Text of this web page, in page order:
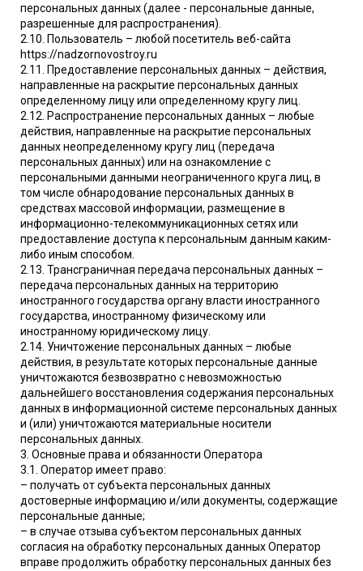
персональных данных (далее - персональные данные,
разрешенные для распространения).
2.10. Пользователь – любой посетитель веб-сайта
https://nadzornovostroy.ru
2.11. Предоставление персональных данных – действия,
направленные на раскрытие персональных данных
определенному лицу или определенному кругу лиц.
2.12. Распространение персональных данных – любые
действия, направленные на раскрытие персональных
данных неопределенному кругу лиц (передача
персональных данных) или на ознакомление с
персональными данными неограниченного круга лиц, в
том числе обнародование персональных данных в
средствах массовой информации, размещение в
информационно-телекоммуникационных сетях или
предоставление доступа к персональным данным каким-
либо иным способом.
2.13. Трансграничная передача персональных данных –
передача персональных данных на территорию
иностранного государства органу власти иностранного
государства, иностранному физическому или
иностранному юридическому лицу.
2.14. Уничтожение персональных данных – любые
действия, в результате которых персональные данные
уничтожаются безвозвратно с невозможностью
дальнейшего восстановления содержания персональных
данных в информационной системе персональных данных
и (или) уничтожаются материальные носители
персональных данных.
3. Основные права и обязанности Оператора
3.1. Оператор имеет право:
– получать от субъекта персональных данных
достоверные информацию и/или документы, содержащие
персональные данные;
– в случае отзыва субъектом персональных данных
согласия на обработку персональных данных Оператор
вправе продолжить обработку персональных данных без